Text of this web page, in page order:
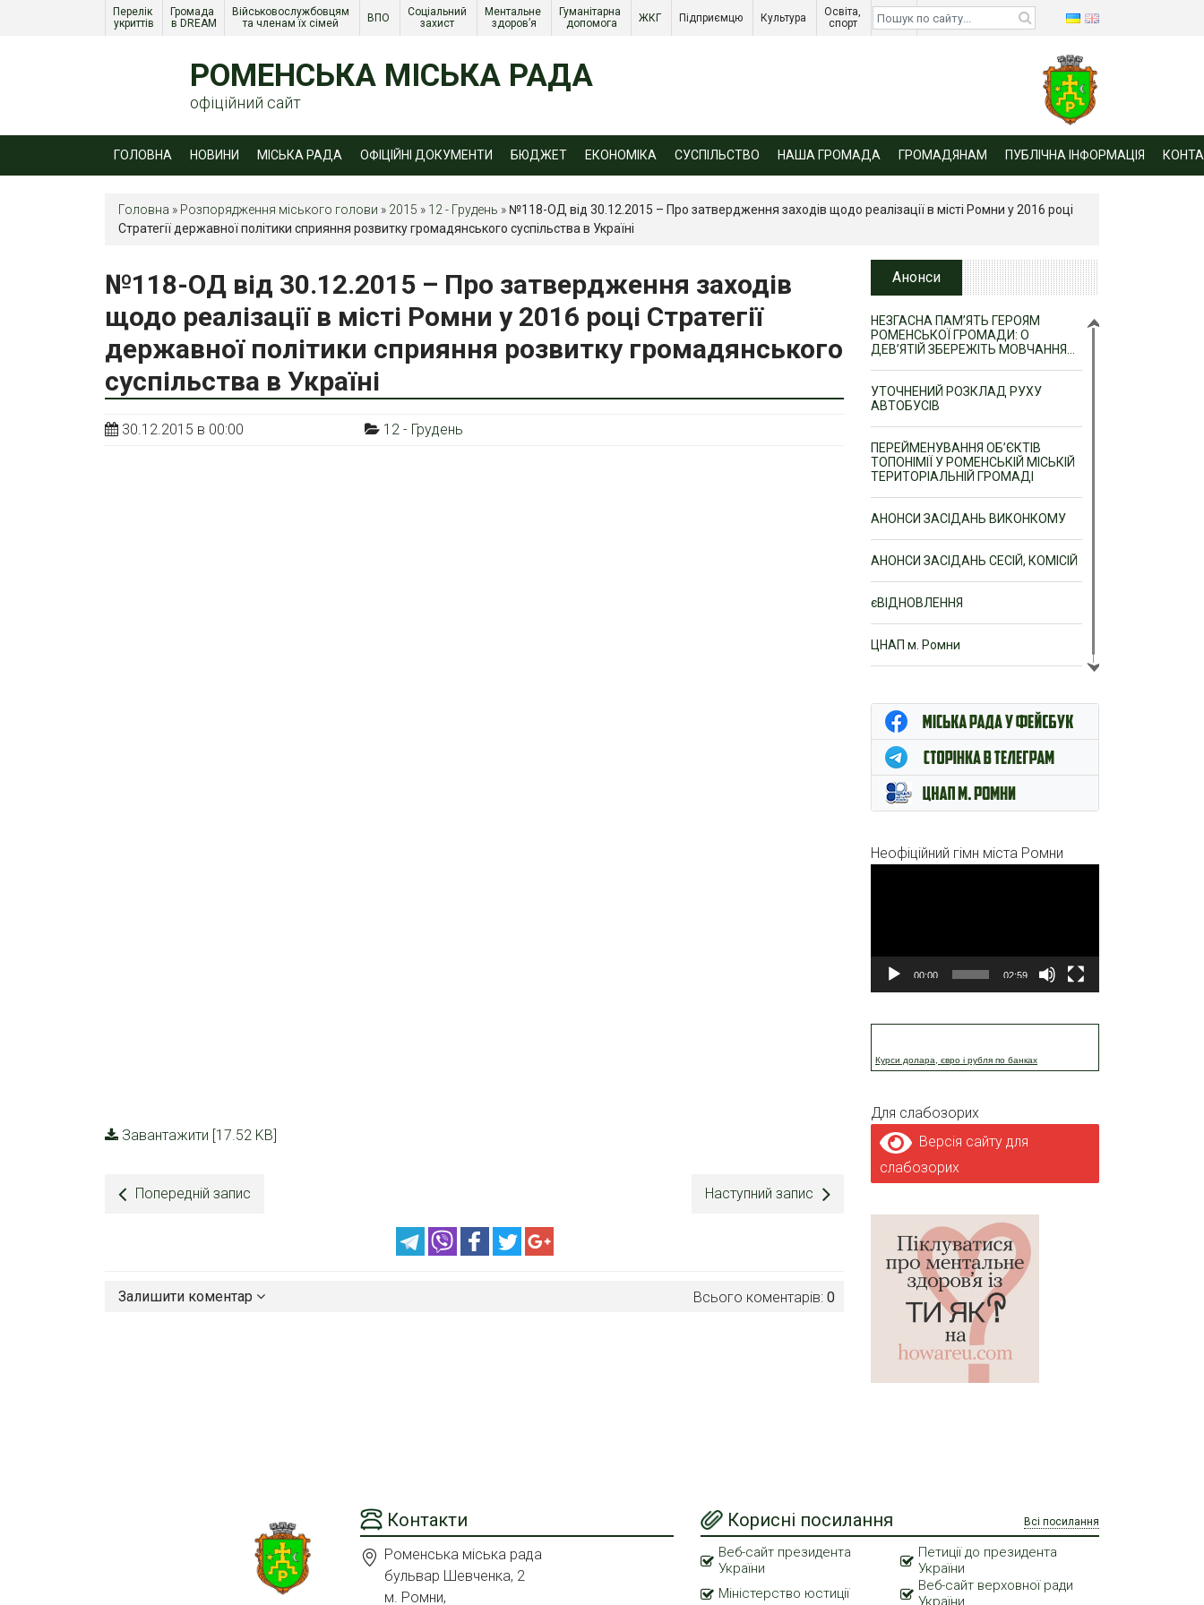
Перелік
укриттів
Громада
в DREAM
Військовослужбовцям
та членам їх сімей
ВПО
Соціальний
захист
Ментальне
здоров’я
Гуманітарна
допомога
ЖКГ Підприємцю Культура
Освіта,
спорт
Діти
війни
РОМЕНСЬКА МІСЬКА РАДА
офіційний сайт
ГОЛОВНА НОВИНИ МІСЬКА РАДА ОФІЦІЙНІ ДОКУМЕНТИ БЮДЖЕТ ЕКОНОМІКА СУСПІЛЬСТВО НАША ГРОМАДА ГРОМАДЯНАМ ПУБЛІЧНА ІНФОРМАЦІЯ
Головна » Розпорядження міського голови » 2015 » 12 - Грудень » №118-ОД від 30.12.2015 – Про затвердження заходів щодо реалізації в місті Ромни у 2016 році
Стратегії державної політики сприяння розвитку громадянського суспільства в Україні
№118-ОД від 30.12.2015 – Про затвердження заходів
щодо реалізації в місті Ромни у 2016 році Стратегії
державної політики сприяння розвитку громадянського
суспільства в Україні
30.12.2015 в 00:00 12 - Грудень
Завантажити [17.52 KB]
Попередній запис Наступний запис
Всього коментарів: 0
Залишити коментар
Анонси
НЕЗГАСНА ПАМ’ЯТЬ ГЕРОЯМ
РОМЕНСЬКОЇ ГРОМАДИ: О
ДЕВ’ЯТІЙ ЗБЕРЕЖІТЬ МОВЧАННЯ…
УТОЧНЕНИЙ РОЗКЛАД РУХУ
АВТОБУСІВ
ПЕРЕЙМЕНУВАННЯ ОБ’ЄКТІВ
ТОПОНІМІЇ У РОМЕНСЬКІЙ МІСЬКІЙ
ТЕРИТОРІАЛЬНІЙ ГРОМАДІ
АНОНСИ ЗАСІДАНЬ ВИКОНКОМУ
АНОНСИ ЗАСІДАНЬ СЕСІЙ, КОМІСІЙ
єВІДНОВЛЕННЯ
ЦНАП м. Ромни
Неофіційний гімн міста Ромни
00:00 02:59
Курси долара, євро і рубля по банках
Для слабозорих
Версія сайту для
слабозорих
Контакти
Роменська міська рада
бульвар Шевченка, 2
м. Ромни,
Корисні посилання Всі посилання
Веб-сайт президента
України
Петиції до президента
України
Міністерство юстиції
Веб-сайт верховної ради
України